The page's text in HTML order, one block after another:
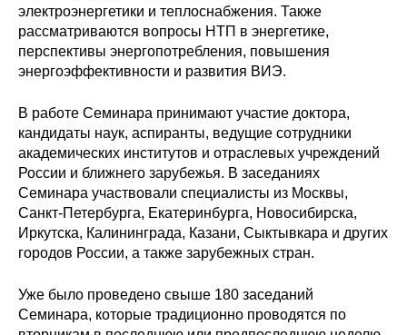
Контакты
электроэнергетики и теплоснабжения. Также
рассматриваются вопросы НТП в энергетике,
перспективы энергопотребления, повышения
энергоэффективности и развития ВИЭ.
В работе Семинара принимают участие доктора,
кандидаты наук, аспиранты, ведущие сотрудники
академических институтов и отраслевых учреждений
России и ближнего зарубежья. В заседаниях
Семинара участвовали специалисты из Москвы,
Санкт-Петербурга, Екатеринбурга, Новосибирска,
Иркутска, Калининграда, Казани, Сыктывкара и других
городов России, а также зарубежных стран.
Уже было проведено свыше 180 заседаний
Семинара, которые традиционно проводятся по